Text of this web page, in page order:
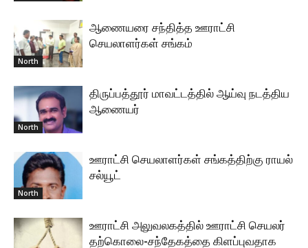
North
ஆணையரை சந்தித்த ஊராட்சி
செயலாளர்கள் சங்கம்
North
திருப்பத்தூர் மாவட்டத்தில் ஆய்வு நடத்திய
ஆணையர்
North
ஊராட்சி செயலாளர்கள் சங்கத்திற்கு ராயல்
சல்யூட்
ஊராட்சி அலுவலகத்தில் ஊராட்சி செயலர்
தற்கொலை-சந்தேகத்தை கிளப்புவதாக